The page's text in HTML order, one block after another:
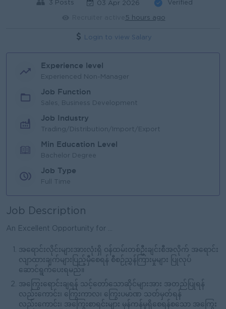
3 Posts 03 Apr 2026 Verified
5 hours ago
Login to view Salary
Experience level
Experienced Non-Manager
Job Function
Sales, Business Development
Job Industry
Trading/Distribution/Import/Export
Min Education Level
Bachelor Degree
Job Type
Full Time
Job Description
An Excellent Opportunity for ...
အရောင်းလိုင်းများအားလုံးရှိ ဝန်ထမ်းတစ်ဦးချင်းစီအလိုက် အရောင်း
လျာထားချက်များပြည့်မှီစေရန် စီစဉ်ညွှန်ကြားမှုများ ပြုလုပ်
ဆောင်ရွက်ပေးရမည်။
အကြွေးရောင်းချရန် သင့်တော်သောဆိုင်များအား အတည်ပြုရန်
လည်းကောင်း၊ ကြွေးကာလ၊ ကြွေးပမာဏ သတ်မှတ်ရန်
လည်းကောင်း၊ အကြွေးစာရင်းများ မှန်ကန်မှုရှိစေရန်စသော အကြွေး